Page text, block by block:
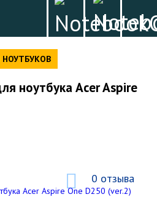
ноутбука Acer Aspire
0 отзыва